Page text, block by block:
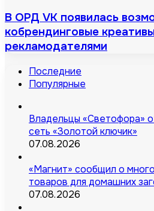
В ОРД VK появилась
кобрендинговые
рекламодателями
Последние
Популярные
Владельцы «Светофора»
сеть «Золотой ключик»
07.08.2026
«Магнит» сообщил о
товаров для домашних
07.08.2026